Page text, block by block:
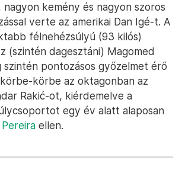
nagyon kemény és nagyon szoros
verte az amerikai Dan Igé-t. A
félnehézsúlyú (93 kilós)
(szintén dagesztáni) Magomed
szintén pontozásos győzelmet érő
körbe az oktagonban az
Rakić-ot, kiérdemelve a
egy év alatt alaposan
ellen.